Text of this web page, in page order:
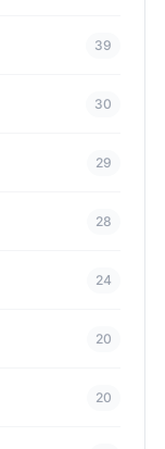
39
30
29
28
24
20
20